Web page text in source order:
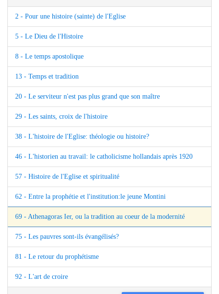
2 - Pour une histoire (sainte) de l'Eglise
5 - Le Dieu de l'Histoire
8 - Le temps apostolique
13 - Temps et tradition
20 - Le serviteur n'est pas plus grand que son maître
29 - Les saints, croix de l'histoire
38 - L'histoire de l'Eglise: théologie ou histoire?
46 - L'historien au travail: le catholicisme hollandais après 1920
57 - Histoire de l'Eglise et spiritualité
62 - Entre la prophétie et l'institution:le jeune Montini
69 - Athenagoras Ier, ou la tradition au coeur de la modernité
75 - Les pauvres sont-ils évangélisés?
81 - Le retour du prophétisme
92 - L'art de croire